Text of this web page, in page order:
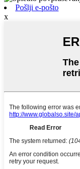
Pošlji e-pošto
x